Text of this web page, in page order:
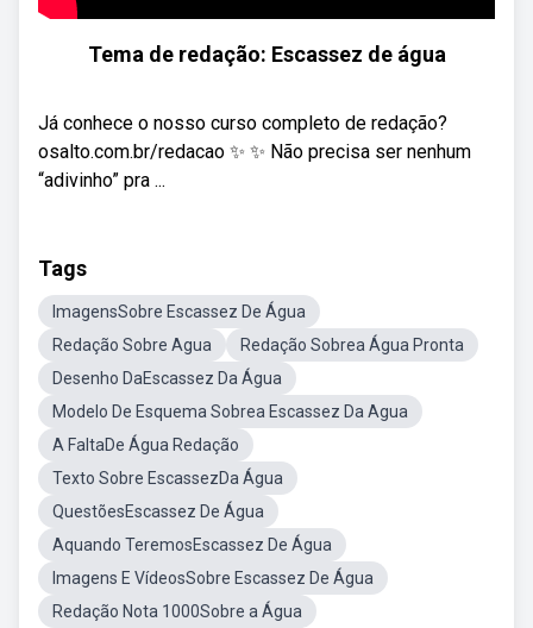
Tema de redação: Escassez de água
Já conhece o nosso curso completo de redação?
osalto.com.br/redacao ✨ ✨ Não precisa ser nenhum
“adivinho” pra ...
Tags
ImagensSobre Escassez De Água
Redação Sobre Agua
Redação Sobrea Água Pronta
Desenho DaEscassez Da Água
Modelo De Esquema Sobrea Escassez Da Agua
A FaltaDe Água Redação
Texto Sobre EscassezDa Água
QuestõesEscassez De Água
Aquando TeremosEscassez De Água
Imagens E VídeosSobre Escassez De Água
Redação Nota 1000Sobre a Água